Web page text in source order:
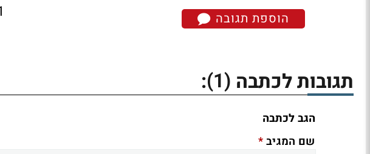
הוספת תגובה 1
תגובות לכתבה (1)
:
הגב לכתבה
שם המגיב*